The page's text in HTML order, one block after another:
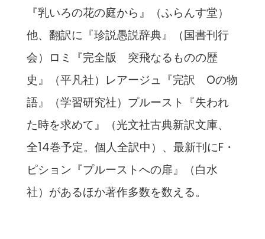
『乳いろの花の庭から』（ふらんす堂）
他、翻訳に『珍説愚説辞典』（国書刊行
会）ロミ『完全版 突飛なるものの歴
史』（平凡社）レアージュ『完訳 Oの物
語』（学習研究社）プルースト『失われ
た時を求めて』（光文社古典新訳文庫、
全14巻予定。個人全訳中）、最新刊にF・
ピション『プルーストへの扉』（白水
社）があるほか著作多数を数える。